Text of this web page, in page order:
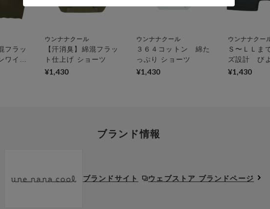
ます。
のお申し出をいただきましても、適用することがで
フラッ
ワイヤ
全サ
ウンナナクール
【汗消臭】綿混フラッ
ト仕上げ ショーツ
¥1,430
ウンナナクール
３６４コットン 綿た
っぷり ショーツ
¥1,430
ウンナナクー
Ｓ〜ＬＬま
ズ設計 び
びるショー
¥1,430
ブランド情報
ブランドサイト ウェブストア ブランドページ